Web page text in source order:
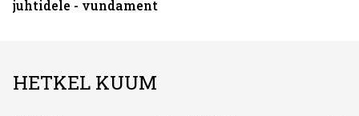
juhtidele - vundament
HETKEL KUUM